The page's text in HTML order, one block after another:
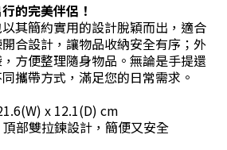
的完美伴侶！
其簡約實用的設計脫穎而出，適合
合設計，讓物品收納安全有序；外
方便整理隨身物品。無論是手提還
攜帶方式，滿足您的日常需求。
x 12.1(D) cm
頂部雙拉鍊設計，簡便又安全